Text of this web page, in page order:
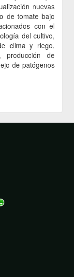
nuevas
de tomate bajo
con el
del cultivo,
clima y riego,
producción de
de patógenos